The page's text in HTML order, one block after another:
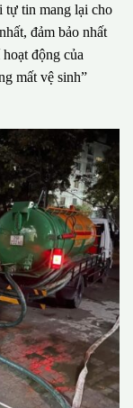
tự tin mang lại cho
đảm bảo nhất
động của
mất vệ sinh”